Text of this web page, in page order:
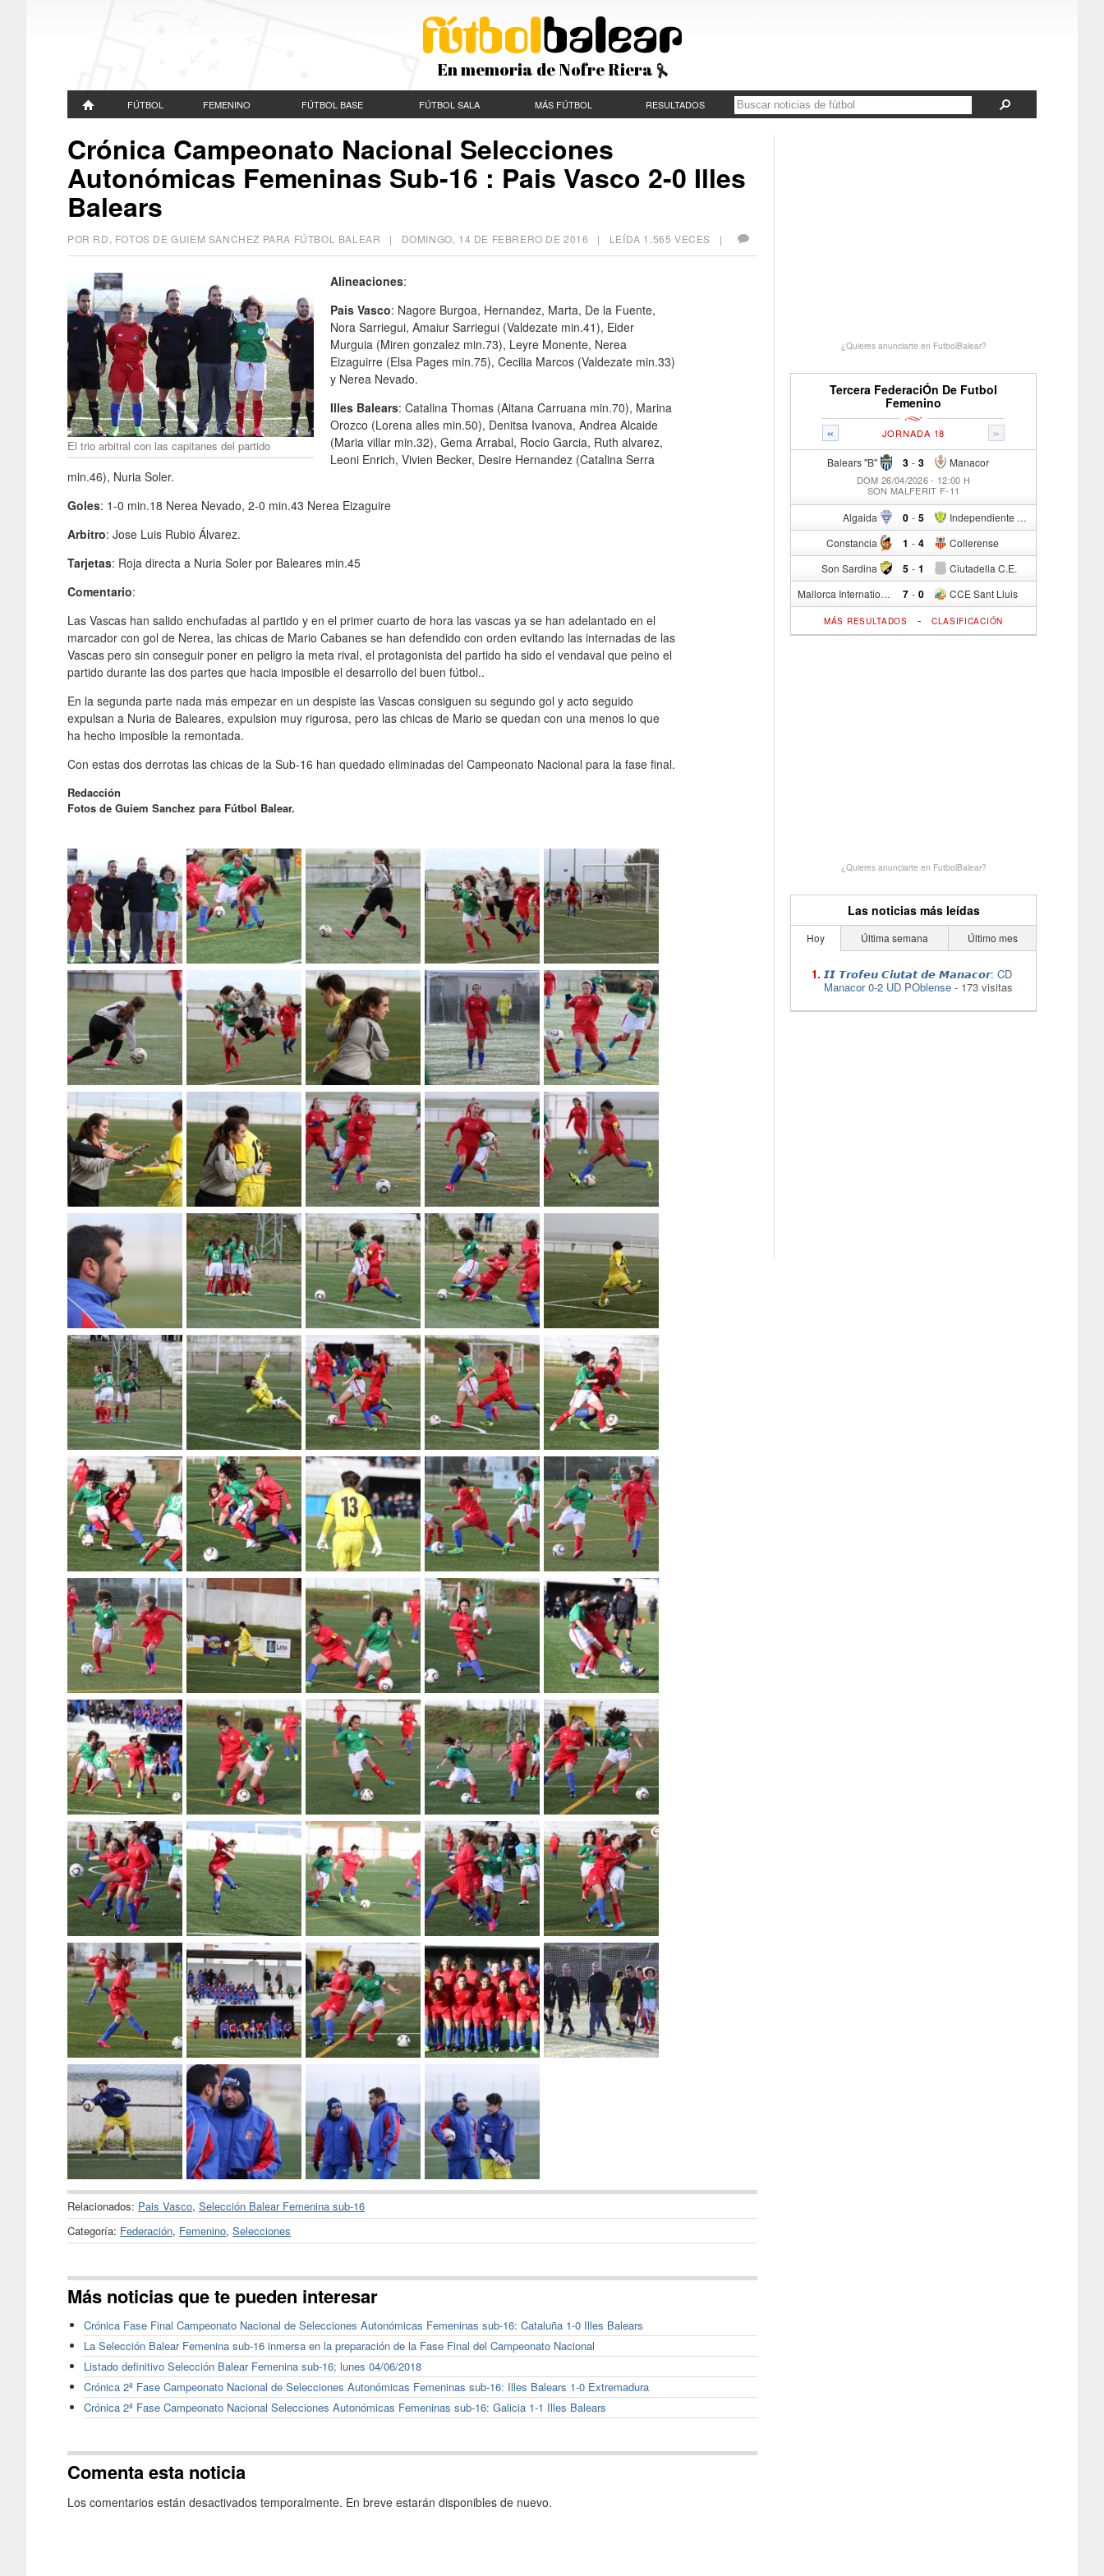
En memoria de Nofre Riera
FÚTBOL FEMENINO FÚTBOL BASE FÚTBOL SALA MÁS FÚTBOL RESULTADOS
Crónica Campeonato Nacional Selecciones
Autonómicas Femeninas Sub-16 : Pais Vasco 2-0 Illes
Balears
POR RD, FOTOS DE GUIEM SANCHEZ PARA FÚTBOL BALEAR | DOMINGO, 14 DE FEBRERO DE 2016 | LEÍDA 1.565 VECES |
El trio arbitral con las capitanes del partido
Alineaciones:
Pais Vasco: Nagore Burgoa, Hernandez, Marta, De la Fuente,
Nora Sarriegui, Amaiur Sarriegui (Valdezate min.41), Eider
Murguia (Miren gonzalez min.73), Leyre Monente, Nerea
Eizaguirre (Elsa Pages min.75), Cecilia Marcos (Valdezate min.33)
y Nerea Nevado.
Illes Balears: Catalina Thomas (Aitana Carruana min.70), Marina
Orozco (Lorena alles min.50), Denitsa Ivanova, Andrea Alcaide
(Maria villar min.32), Gema Arrabal, Rocio Garcia, Ruth alvarez,
Leoni Enrich, Vivien Becker, Desire Hernandez (Catalina Serra
min.46), Nuria Soler.
Goles: 1-0 min.18 Nerea Nevado, 2-0 min.43 Nerea Eizaguire
Arbitro: Jose Luis Rubio Álvarez.
Tarjetas: Roja directa a Nuria Soler por Baleares min.45
Comentario:
Las Vascas han salido enchufadas al partido y en el primer cuarto de hora las vascas ya se han adelantado en el
marcador con gol de Nerea, las chicas de Mario Cabanes se han defendido con orden evitando las internadas de las
Vascas pero sin conseguir poner en peligro la meta rival, el protagonista del partido ha sido el vendaval que peino el
partido durante las dos partes que hacia imposible el desarrollo del buen fútbol..
En la segunda parte nada más empezar en un despiste las Vascas consiguen su segundo gol y acto seguido
expulsan a Nuria de Baleares, expulsion muy rigurosa, pero las chicas de Mario se quedan con una menos lo que
ha hecho imposible la remontada.
Con estas dos derrotas las chicas de la Sub-16 han quedado eliminadas del Campeonato Nacional para la fase final.
Redacción
Fotos de Guiem Sanchez para Fútbol Balear.
Relacionados: Pais Vasco, Selección Balear Femenina sub-16
Categoría: Federación, Femenino, Selecciones
Más noticias que te pueden interesar
Crónica Fase Final Campeonato Nacional de Selecciones Autonómicas Femeninas sub-16: Cataluña 1-0 Illes Balears
La Selección Balear Femenina sub-16 inmersa en la preparación de la Fase Final del Campeonato Nacional
Listado definitivo Selección Balear Femenina sub-16; lunes 04/06/2018
Crónica 2ª Fase Campeonato Nacional de Selecciones Autonómicas Femeninas sub-16: Illes Balears 1-0 Extremadura
Crónica 2ª Fase Campeonato Nacional Selecciones Autonómicas Femeninas sub-16: Galicia 1-1 Illes Balears
Comenta esta noticia
Los comentarios están desactivados temporalmente. En breve estarán disponibles de nuevo.
¿Quieres anunciarte en FutbolBalear?
Tercera FederaciÓn De Futbol
Femenino
« »
JORNADA 18
Balears "B" 3 - Manacor
3
DOM 26/04/2026 - 12:00 H
SON MALFERIT F-11
Algaida 0 - Independiente C/R
5
Constancia 1 - Collerense
4
Son Sardina 5 - Ciutadella C.E.
1
Mallorca International Football Club del S.p. 7 - CCE Sant Lluis
0
MÁS RESULTADOS - CLASIFICACIÓN
¿Quieres anunciarte en FutbolBalear?
Las noticias más leídas
Hoy Última semana Último mes
𝙄𝙄 𝙏𝙧𝙤𝙛𝙚𝙪 𝘾𝙞𝙪𝙩𝙖𝙩 𝙙𝙚 𝙈𝙖𝙣𝙖𝙘𝙤𝙧: CD
Manacor 0-2 UD POblense - 173 visitas